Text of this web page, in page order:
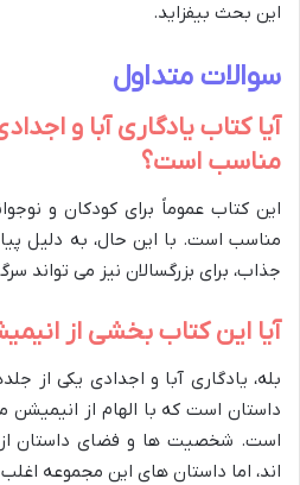
این بحث بیفزاید.
سوالات متداول
آیا کتاب یادگاری آبا و
مناسب است؟
مناسب است. با این حال، به دلیل
جذاب، برای بزرگسالان نیز می تواند
آیا این کتاب بخشی از
بله، یادگاری آبا و اجدادی یکی از
داستان است که با الهام از
است. شخصیت ها و فضای داستان از
اند، اما داستان های این مجموعه